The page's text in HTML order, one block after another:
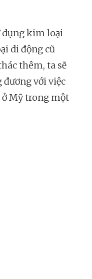
dụng kim loại
di động cũ
thêm, ta sẽ
với việc
ở Mỹ trong một